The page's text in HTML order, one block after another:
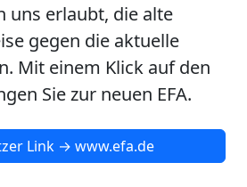
uns erlaubt, die alte
gegen die aktuelle
Mit einem Klick auf den
Sie zur neuen EFA.
Link → www.efa.de